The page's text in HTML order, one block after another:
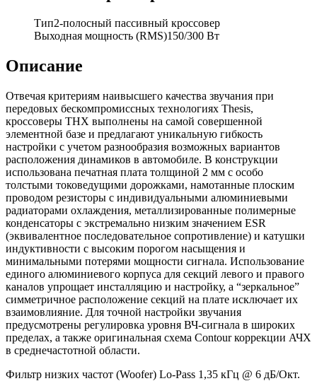
Тип2-полосный пассивный кроссовер
Выходная мощность (RMS)150/300 Вт
Описание
Отвечая критериям наивысшего качества звучания при
передовых бескомпромиссных технологиях Thesis,
кроссоверы THX выполнены на самой совершенной
элементной базе и предлагают уникальную гибкость
настройки с учетом разнообразия возможных вариантов
расположения динамиков в автомобиле. В конструкции
использована печатная плата толщиной 2 мм с особо
толстыми токоведущими дорожками, намотанные плоским
проводом резисторы с индивидуальными алюминиевыми
радиаторами охлаждения, металлизированные полимерные
конденсаторы с экстремально низким значением ESR
(эквивалентное последовательное сопротивление) и катушки
индуктивности с высоким порогом насыщения и
минимальными потерями мощности сигнала. Использование
единого алюминиевого корпуса для секций левого и правого
каналов упрощает инсталляцию и настройку, а “зеркальное”
симметричное расположение секций на плате исключает их
взаимовлияние. Для точной настройки звучания
предусмотрены регулировка уровня ВЧ-сигнала в широких
пределах, а также оригинальная схема Contour коррекции АЧХ
в cреднечастотной области.
Фильтр низких частот (Woofer) Lo-Pass 1,35 кГц @ 6 дБ/Окт.